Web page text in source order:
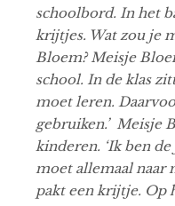
schoolbord. In het
krijtjes. Wat zou je
Bloem? Meisje
school. In de klas
moet leren.
gebruiken.’ Meisje
kinderen. ‘Ik ben
moet allemaal naar
pakt een krijtje. Op